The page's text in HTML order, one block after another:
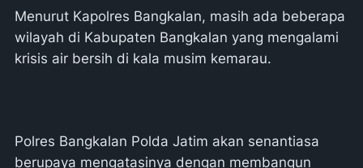
Menurut Kapolres Bangkalan, masih ada beberapa
wilayah di Kabupaten Bangkalan yang mengalami
krisis air bersih di kala musim kemarau.
Polres Bangkalan Polda Jatim akan senantiasa
berupaya mengatasinya dengan membangun